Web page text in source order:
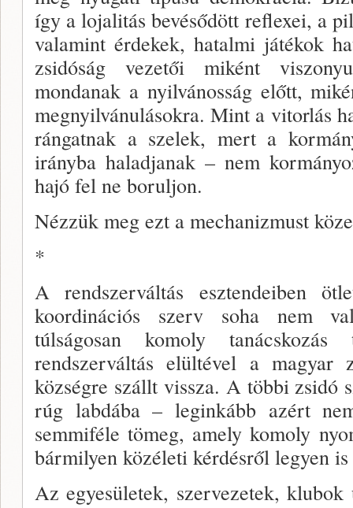
így a lojalitás bevéső­dött reflexei, a
valamint érdekek, hatalmi játé­kok
zsidó­ság vezetői miként
mondanak a nyilvánosság előtt,
megnyilvánulásokra. Mint a vitorlás
rángatnak a sze­lek, mert a
irányba haladjanak – nem
hajó fel ne boruljon.
Nézzük meg ezt a mechanizmust
*
A rendszerváltás esztendeiben
koordinációs szerv soha nem
túlságosan komoly
rendszerváltás elültével a
községre szállt vissza. A többi zsidó
rúg labdába – leginkább azért
semmiféle tömeg, amely komoly
bármi­lyen közéleti kérdésről legyen is
Az egyesületek, szervezetek,